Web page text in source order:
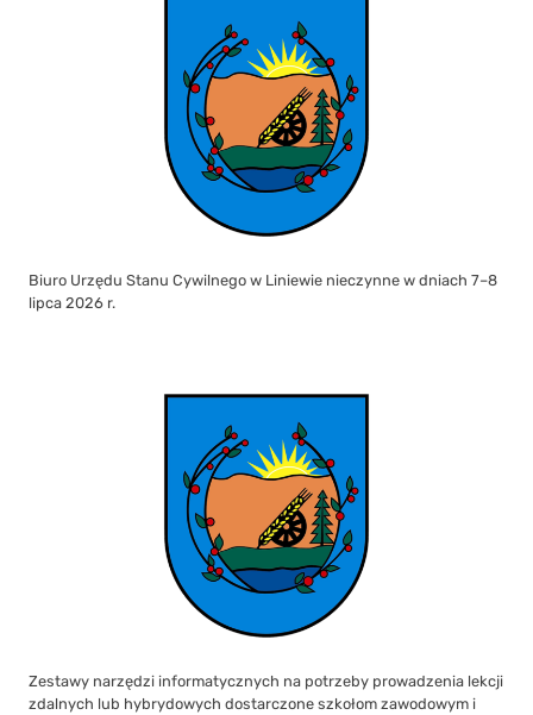
Biuro Urzędu Stanu Cywilnego w Liniewie nieczynne w dniach 7–8
lipca 2026 r.
Zestawy narzędzi informatycznych na potrzeby prowadzenia lekcji
zdalnych lub hybrydowych dostarczone szkołom zawodowym i